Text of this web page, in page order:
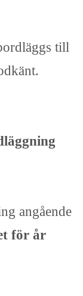
till
angående
för år